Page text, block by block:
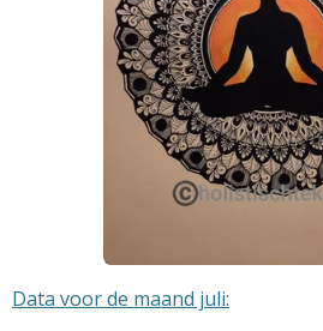
Data voor de maand juli: